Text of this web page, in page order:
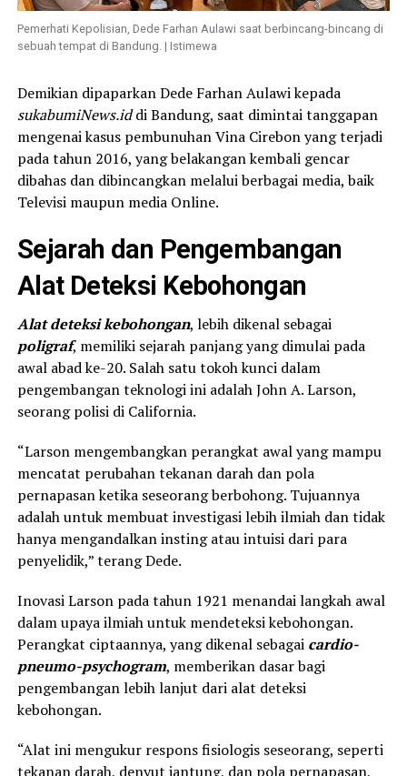
Pemerhati Kepolisian, Dede Farhan Aulawi saat berbincang-bincang di
sebuah tempat di Bandung. | Istimewa
Demikian dipaparkan Dede Farhan Aulawi kepada
sukabumiNews.iddi Bandung, saat dimintai tanggapan
mengenai kasus pembunuhan Vina Cirebon yang terjadi
pada tahun 2016, yang belakangan kembali gencar
dibahas dan dibincangkan melalui berbagai media, baik
Televisi maupun media Online.
Sejarah dan Pengembangan
Alat Deteksi Kebohongan
Alat deteksi kebohongan, lebih dikenal sebagai
poligraf, memiliki sejarah panjang yang dimulai pada
awal abad ke-20. Salah satu tokoh kunci dalam
pengembangan teknologi ini adalah John A. Larson,
seorang polisi di California.
“Larson mengembangkan perangkat awal yang mampu
mencatat perubahan tekanan darah dan pola
pernapasan ketika seseorang berbohong. Tujuannya
adalah untuk membuat investigasi lebih ilmiah dan tidak
hanya mengandalkan insting atau intuisi dari para
penyelidik,” terang Dede.
Inovasi Larson pada tahun 1921 menandai langkah awal
dalam upaya ilmiah untuk mendeteksi kebohongan.
Perangkat ciptaannya, yang dikenal sebagai cardio-
pneumo-psychogram, memberikan dasar bagi
pengembangan lebih lanjut dari alat deteksi
kebohongan.
“Alat ini mengukur respons fisiologis seseorang, seperti
tekanan darah, denyut jantung, dan pola pernapasan,